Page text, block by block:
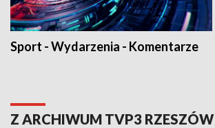
Sport - Wydarzenia - Komentarze
Z ARCHIWUM TVP3 RZESZÓW